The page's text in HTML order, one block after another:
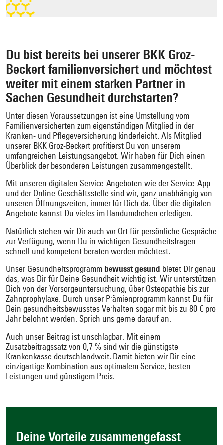
Du bist bereits bei unserer BKK Groz-
Beckert familienversichert und möchtest
weiter mit einem starken Partner in
Sachen Gesundheit durchstarten?
Unter diesen Voraussetzungen ist eine Umstellung vom
Familienversicherten zum eigenständigen Mitglied in der
Kranken- und Pflegeversicherung kinderleicht. Als Mitglied
unserer BKK Groz-Beckert profitierst Du von unserem
umfangreichen Leistungsangebot. Wir haben für Dich einen
Überblick der besonderen Leistungen zusammengestellt.
Mit unseren digitalen Service-Angeboten wie der Service-App
und der Online-Geschäftsstelle sind wir, ganz unabhängig von
unseren Öffnungszeiten, immer für Dich da. Über die digitalen
Angebote kannst Du vieles im Handumdrehen erledigen.
Natürlich stehen wir Dir auch vor Ort für persönliche Gespräche
zur Verfügung, wenn Du in wichtigen Gesundheitsfragen
schnell und kompetent beraten werden möchtest.
Unser Gesundheitsprogramm bewusst gesund bietet Dir genau
das, was Dir für Deine Gesundheit wichtig ist. Wir unterstützen
Dich von der Vorsorgeuntersuchung, über Osteopathie bis zur
Zahnprophylaxe. Durch unser Prämienprogramm kannst Du für
Dein gesundheitsbewusstes Verhalten sogar mit bis zu 80 € pro
Jahr belohnt werden. Sprich uns gerne darauf an.
Auch unser Beitrag ist unschlagbar. Mit einem
Zusatzbeitragssatz von 0,7 % sind wir die günstigste
Krankenkasse deutschlandweit. Damit bieten wir Dir eine
einzigartige Kombination aus optimalem Service, besten
Leistungen und günstigem Preis.
Deine Vorteile zusammengefasst